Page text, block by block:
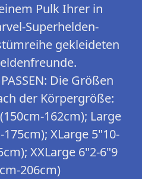
Pulk Ihrer in
Superhelden-
gekleideten
Die Größen
der Körpergröße:
162cm); Large
XLarge 5"10-
XXLarge 6"2-6"9
206cm)